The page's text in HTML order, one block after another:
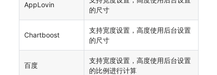
AppLovin
的尺寸
Chartboost
支持宽度设置，高度使用后台设置
的尺寸
百度
支持宽度设置，高度使用后台设置
的比例进行计算